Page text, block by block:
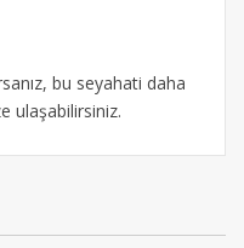
bu seyahati daha
ulaşabilirsiniz.